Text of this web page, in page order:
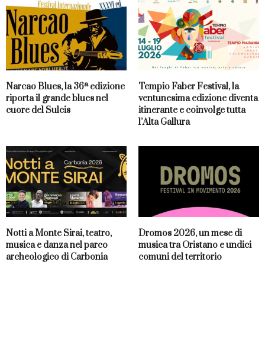
Narcao Blues, la 36ª edizione
riporta il grande blues nel
cuore del Sulcis
Tempio Faber Festival, la
ventunesima edizione diventa
itinerante e coinvolge tutta
l’Alta Gallura
Notti a Monte Sirai, teatro,
musica e danza nel parco
archeologico di Carbonia
Dromos 2026, un mese di
musica tra Oristano e undici
comuni del territorio